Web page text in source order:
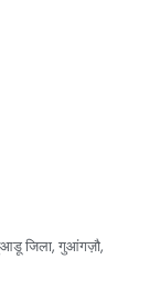
जिला, गुआंगज़ौ,